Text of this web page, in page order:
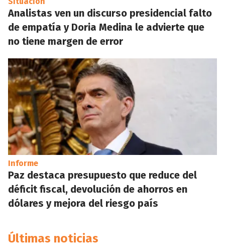
Analistas ven un discurso presidencial falto
de empatía y Doria Medina le advierte que
no tiene margen de error
Informe
Paz destaca presupuesto que reduce del
déficit fiscal, devolución de ahorros en
dólares y mejora del riesgo país
Últimas noticias